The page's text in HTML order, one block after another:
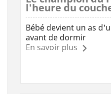
l'heure du
Bébé devient un as
avant de dormir
En savoir plus